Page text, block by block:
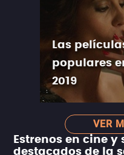
Las
populares
2019
VER
Estrenos en cine